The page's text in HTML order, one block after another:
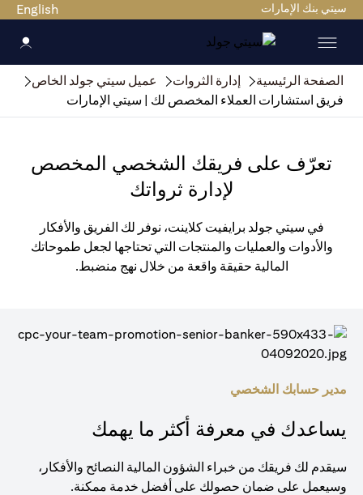
سيتي بنك الإمارات English
الصفحة الرئيسية إدارة الثروات
عميل سيتي جولد الخاص
فريق استشارات العملاء المخصص لك | سيتي الإمارات
تعرّف على فريقك الشخصي المخصص
لإدارة ثرواتك
في سيتي جولد برايفيت كلاينت، نوفر لك الفريق والأفكار
والأدوات والعمليات والمنتجات التي تحتاجها لجعل طموحاتك
المالية حقيقة واقعة من خلال نهج منضبط.
مدير حسابك الشخصي
يساعدك في معرفة أكثر ما يهمك
سيقدم لك فريقك من خبراء الشؤون المالية النصائح والأفكار،
وسيعمل على ضمان حصولك على أفضل خدمة ممكنة.